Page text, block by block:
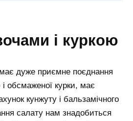
і куркою
дуже приємне поєднання
обсмаженої курки, має
кунжуту і бальзамічного
салату нам знадобиться